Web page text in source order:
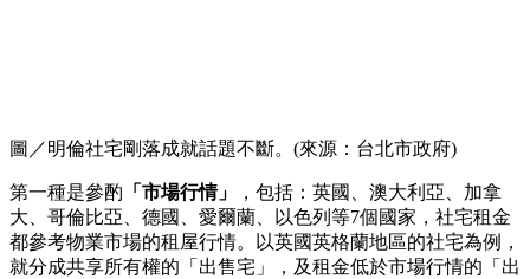
圖／明倫社宅剛落成就話題不斷。(來源：台北市政府)
第一種是參酌 「市場行情」
，包括：英國、澳大利亞、加拿
大、哥倫比亞、德國、愛爾蘭、以色列等7個國家，社宅租金
都參考物業市場的租屋行情。以英國英格蘭地區的社宅為例，
就分成共享所有權的「出售宅」，及租金低於市場行情的「出